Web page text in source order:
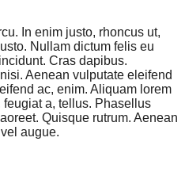
In enim justo, rhoncus ut,
Nullam dictum felis eu
Cras dapibus.
Aenean vulputate eleifend
ac, enim. Aliquam lorem
a, tellus. Phasellus
Quisque rutrum. Aenean
augue.